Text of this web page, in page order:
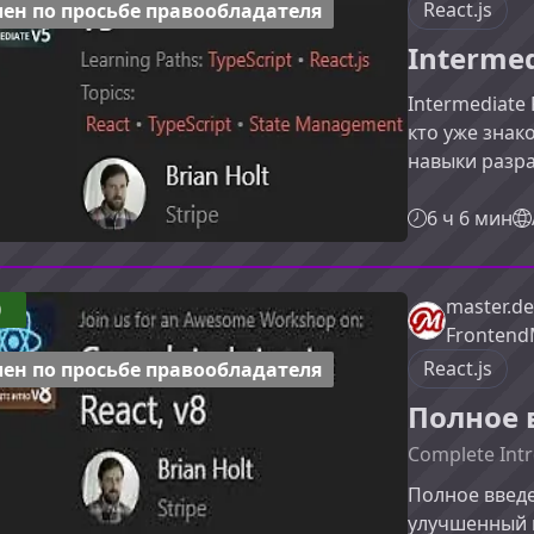
React.js
Intermediate
кто уже
навыки
работать с
экосистемы
применять
изучите в
диапазон
создания
6 ч 6 мин
по просьбе правообладателя
React.js
Полное
Complete
Полное
улучшенный
по просьбе правообладателя